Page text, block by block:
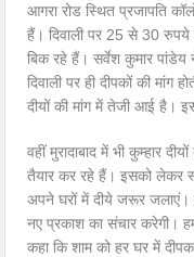
आगरा रोड स्थित प्रजापति
हैं। दिवाली पर 25 से 30
बिक रहे हैं। सर्वेश कुमार पांडेय
दिवाली पर ही दीपकों की मांग
दीयों की मांग में तेजी आई है।
वहीं मुरादाबाद में भी कुम्हार
तैयार कर रहे हैं। इसको लेकर
अपने घरों में दीये जरूर जलाएं।
नए प्रकाश का संचार करेगी।
कहा कि शाम को हर घर में